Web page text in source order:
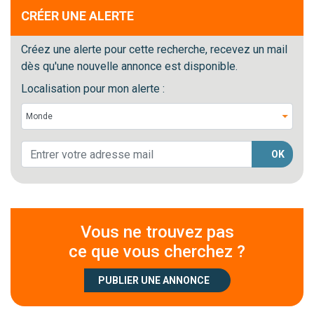
CRÉER UNE ALERTE
Créez une alerte pour cette recherche, recevez un mail
dès qu'une nouvelle annonce est disponible.
Localisation pour mon alerte :
OK
Vous ne trouvez pas
ce que vous cherchez ?
PUBLIER UNE ANNONCE